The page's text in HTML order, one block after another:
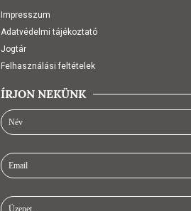
Impresszum
Adatvédelmi tájékoztató
Jogtár
Felhasználási feltételek
ÍRJON NEKÜNK